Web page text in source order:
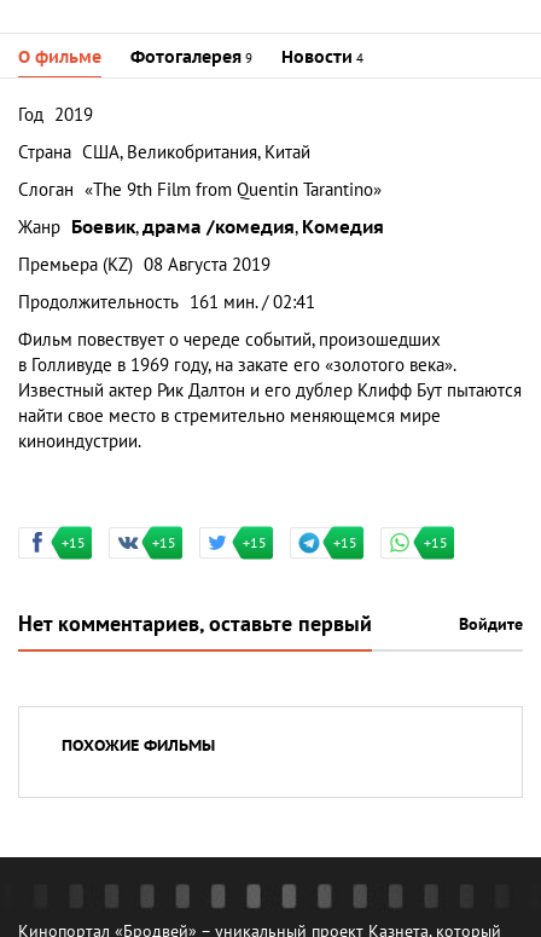
О фильме Фотогалерея 9 Новости 4
Год 2019
Страна США, Великобритания, Китай
Слоган «The 9th Film from Quentin Tarantino»
Жанр Боевик,драма /комедия, Комедия
Премьера (KZ) 08 Августа 2019
Продолжительность 161 мин. / 02:41
Фильм повествует о череде событий, произошедших
в Голливуде в 1969 году, на закате его «золотого века».
Известный актер Рик Далтон и его дублер Клифф Бут пытаются
найти свое место в стремительно меняющемся мире
киноиндустрии.
+15 +15 +15 +15 +15
Нет комментариев, оставьте первый Войдите
ПОХОЖИЕ ФИЛЬМЫ
Кинопортал «Бродвей» – уникальный проект Казнета, который